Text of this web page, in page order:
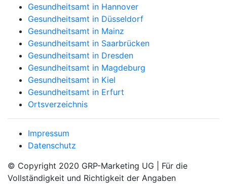
Gesundheitsamt in Hannover
Gesundheitsamt in Düsseldorf
Gesundheitsamt in Mainz
Gesundheitsamt in Saarbrücken
Gesundheitsamt in Dresden
Gesundheitsamt in Magdeburg
Gesundheitsamt in Kiel
Gesundheitsamt in Erfurt
Ortsverzeichnis
Impressum
Datenschutz
© Copyright 2020 GRP-Marketing UG | Für die
Vollständigkeit und Richtigkeit der Angaben